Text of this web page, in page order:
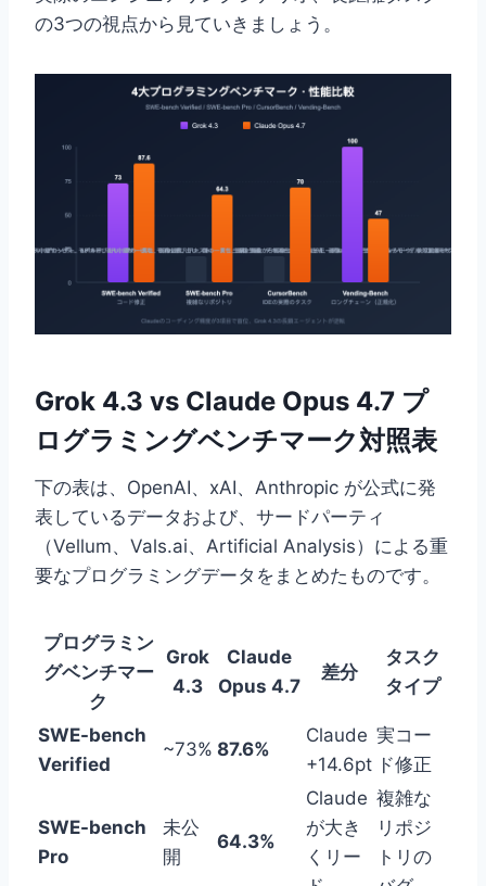
の3つの視点から見ていきましょう。
Grok 4.3 vs Claude Opus 4.7 プ
ログラミングベンチマーク対照表
下の表は、OpenAI、xAI、Anthropic が公式に発
表しているデータおよび、サードパーティ
（Vellum、Vals.ai、Artificial Analysis）による重
要なプログラミングデータをまとめたものです。
プログラミン
グベンチマー
ク
Grok
4.3
Claude
Opus 4.7
差分
タスク
タイプ
SWE-bench
Verified
~73% 87.6%
Claude
+14.6pt
実コー
ド修正
SWE-bench
Pro
未公
開
64.3%
Claude
が大き
くリー
複雑な
リポジ
トリの